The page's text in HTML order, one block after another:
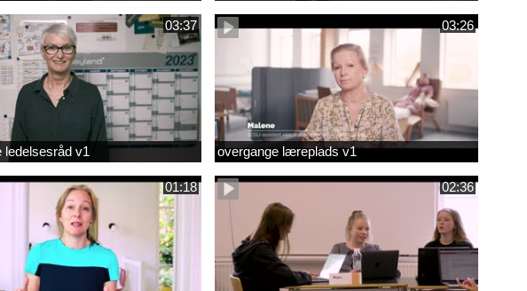
03:37
ledelsesråd v1
03:26
overgange læreplads v1
01:18 02:36